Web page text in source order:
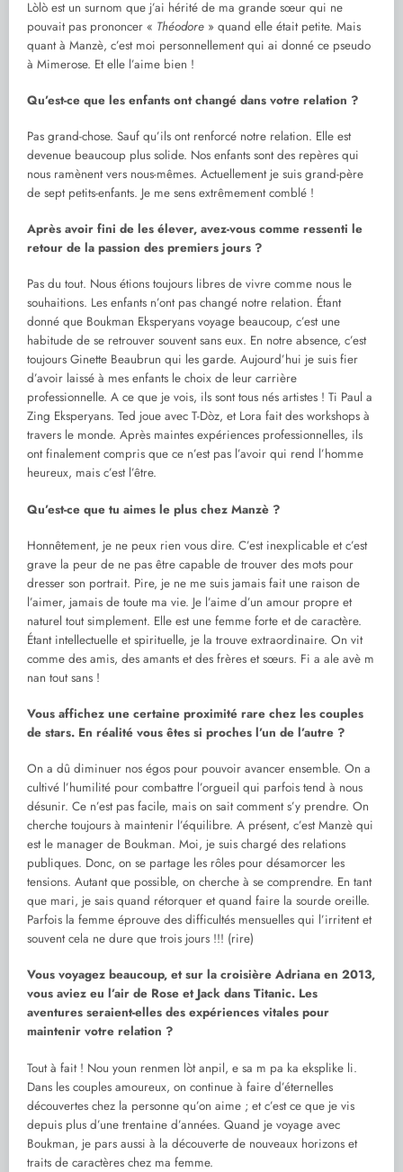
Lòlò est un surnom que j’ai hérité de ma grande sœur qui ne
pouvait pas prononcer « Théodore » quand elle était petite. Mais
quant à Manzè, c’est moi personnellement qui ai donné ce pseudo
à Mimerose. Et elle l’aime bien !
Qu’est-ce que les enfants ont changé dans votre relation ?
Pas grand-chose. Sauf qu’ils ont renforcé notre relation. Elle est
devenue beaucoup plus solide. Nos enfants sont des repères qui
nous ramènent vers nous-mêmes. Actuellement je suis grand-père
de sept petits-enfants. Je me sens extrêmement comblé !
Après avoir fini de les élever, avez-vous comme ressenti le
retour de la passion des premiers jours ?
Pas du tout. Nous étions toujours libres de vivre comme nous le
souhaitions. Les enfants n’ont pas changé notre relation. Étant
donné que Boukman Eksperyans voyage beaucoup, c’est une
habitude de se retrouver souvent sans eux. En notre absence, c’est
toujours Ginette Beaubrun qui les garde. Aujourd’hui je suis fier
d’avoir laissé à mes enfants le choix de leur carrière
professionnelle. A ce que je vois, ils sont tous nés artistes ! Ti Paul a
Zing Eksperyans. Ted joue avec T-Dòz, et Lora fait des workshops à
travers le monde. Après maintes expériences professionnelles, ils
ont finalement compris que ce n’est pas l’avoir qui rend l’homme
heureux, mais c’est l’être.
Qu’est-ce que tu aimes le plus chez Manzè ?
Honnêtement, je ne peux rien vous dire. C’est inexplicable et c’est
grave la peur de ne pas être capable de trouver des mots pour
dresser son portrait. Pire, je ne me suis jamais fait une raison de
l’aimer, jamais de toute ma vie. Je l’aime d’un amour propre et
naturel tout simplement. Elle est une femme forte et de caractère.
Étant intellectuelle et spirituelle, je la trouve extraordinaire. On vit
comme des amis, des amants et des frères et sœurs. Fi a ale avè m
nan tout sans !
Vous affichez une certaine proximité rare chez les couples
de stars. En réalité vous êtes si proches l’un de l’autre ?
On a dû diminuer nos égos pour pouvoir avancer ensemble. On a
cultivé l’humilité pour combattre l’orgueil qui parfois tend à nous
désunir. Ce n’est pas facile, mais on sait comment s’y prendre. On
cherche toujours à maintenir l’équilibre. A présent, c’est Manzè qui
est le manager de Boukman. Moi, je suis chargé des relations
publiques. Donc, on se partage les rôles pour désamorcer les
tensions. Autant que possible, on cherche à se comprendre. En tant
que mari, je sais quand rétorquer et quand faire la sourde oreille.
Parfois la femme éprouve des difficultés mensuelles qui l’irritent et
souvent cela ne dure que trois jours !!! (rire)
Vous voyagez beaucoup, et sur la croisière Adriana en 2013,
vous aviez eu l’air de Rose et Jack dans Titanic. Les
aventures seraient-elles des expériences vitales pour
maintenir votre relation ?
Tout à fait ! Nou youn renmen lòt anpil, e sa m pa ka eksplike li.
Dans les couples amoureux, on continue à faire d’éternelles
découvertes chez la personne qu’on aime ; et c’est ce que je vis
depuis plus d’une trentaine d’années. Quand je voyage avec
Boukman, je pars aussi à la découverte de nouveaux horizons et
traits de caractères chez ma femme.